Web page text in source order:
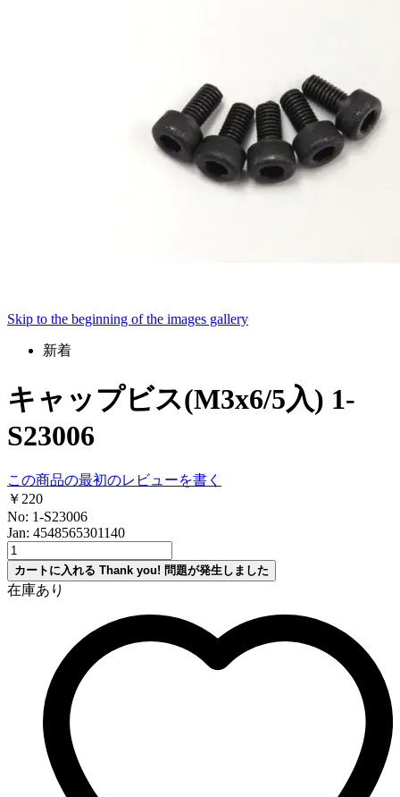
Skip to the beginning of the images gallery
新着
キャップビス(M3x6/5入) 1-
S23006
この商品の最初のレビューを書く
￥220
No: 1-S23006
Jan: 4548565301140
カートに入れる Thank you! 問題が発生しました
在庫あり